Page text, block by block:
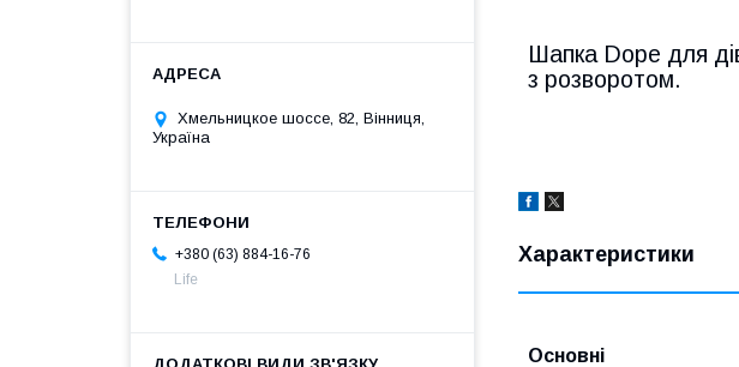
Шапка Dope для
з розворотом.
Характеристики
Основні
Хмельницкое шоссе, 82, Вінниця,
Україна
+380 (63) 884-16-76
Life